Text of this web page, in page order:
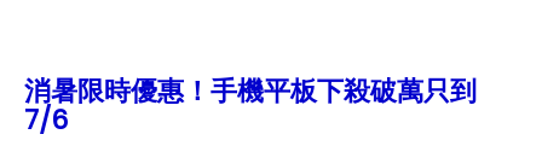
消暑限時優惠！手機平板下殺破萬只到
7/6